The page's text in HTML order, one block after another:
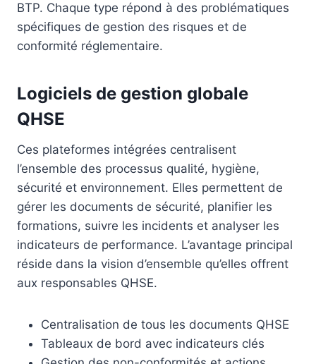
BTP. Chaque type répond à des problématiques
spécifiques de gestion des risques et de
conformité réglementaire.
Logiciels de gestion globale
QHSE
Ces plateformes intégrées centralisent
l’ensemble des processus qualité, hygiène,
sécurité et environnement. Elles permettent de
gérer les documents de sécurité, planifier les
formations, suivre les incidents et analyser les
indicateurs de performance. L’avantage principal
réside dans la vision d’ensemble qu’elles offrent
aux responsables QHSE.
Centralisation de tous les documents QHSE
Tableaux de bord avec indicateurs clés